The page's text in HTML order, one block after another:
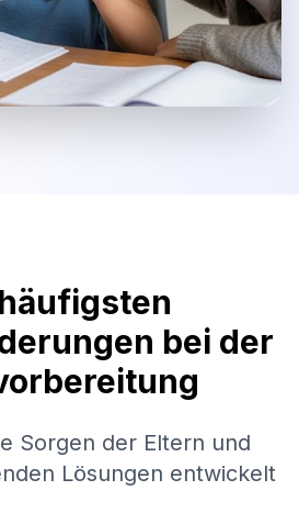
bei der
Sorgen der Eltern und
Lösungen entwickelt